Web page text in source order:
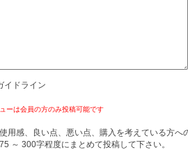
イドライン
ーは会員の方のみ投稿可能です
用感、良い点、悪い点、購入を考えている方へ
～ 300字程度にまとめて投稿して下さい。